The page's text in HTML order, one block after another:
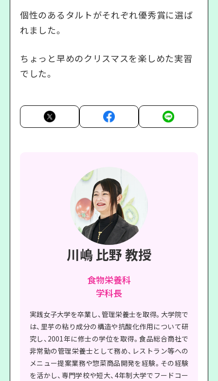
個性のあるタルトがそれぞれ優秀賞に選ば
れました。
ちょっと早めのクリスマスを楽しめた実習
でした。
川嶋 比野 教授
食物栄養科
学科長
実践女子大学を卒業し、管理栄養士を取得。大学院で
は、里芋の粘り成分の構造や抗酸化作用について研
究し、2001年に修士の学位を取得。食品総合商社で
非常勤の管理栄養士として務め、レストラン等への
メニュー提案業務や惣菜商品開発を経験。その経験
を活かし、専門学校や短大、4年制大学でフードコー